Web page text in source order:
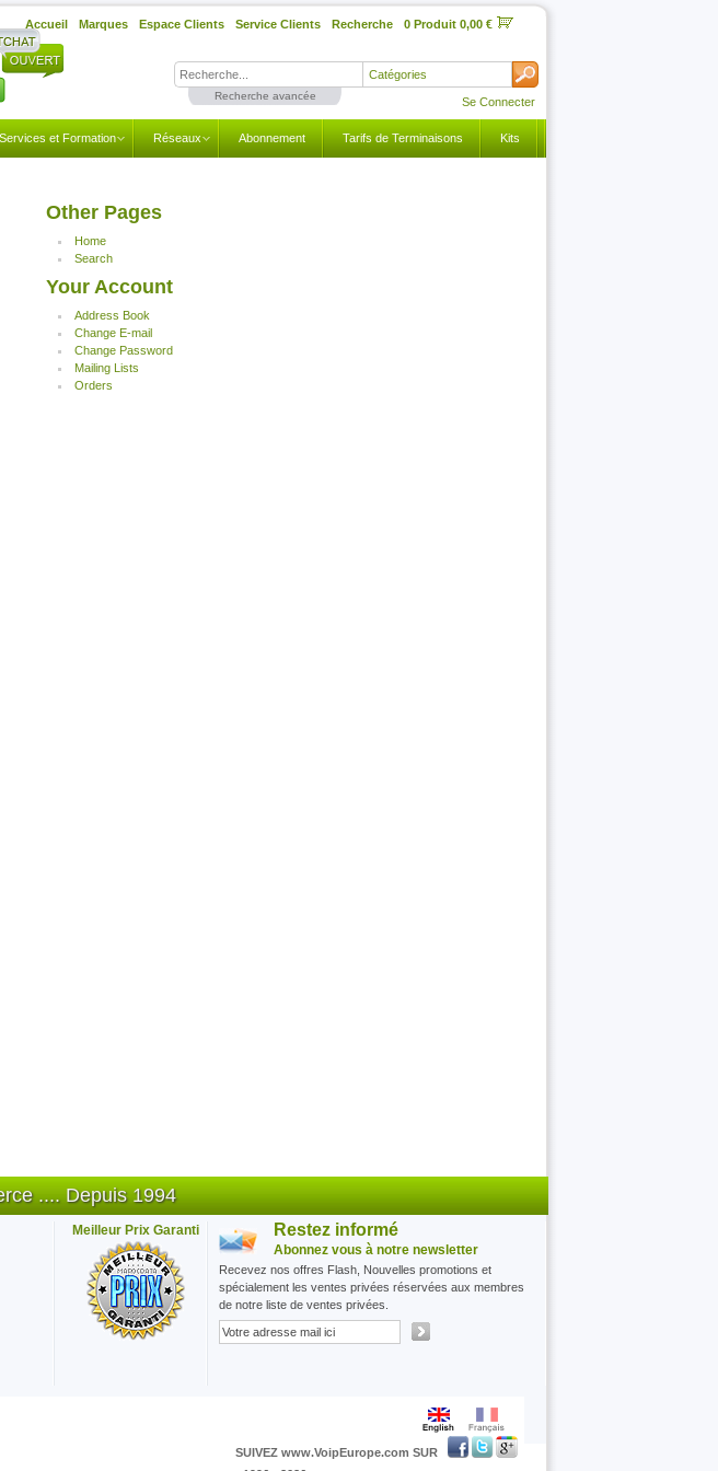
Accueil Marques Espace Clients Service Clients Recherche 0 Produit 0,00 €
Catégories
Recherche avancée Se Connecter
Services et Formation Réseaux Abonnement Tarifs de Terminaisons Kits
Other Pages
Home
Search
Your Account
Address Book
Change E-mail
Change Password
Mailing Lists
Orders
.... Depuis 1994
Meilleur Prix Garanti Restez informé
Abonnez vous à notre newsletter
Recevez nos offres Flash, Nouvelles promotions et
spécialement les ventes privées réservées aux membres
de notre liste de ventes privées.
SUIVEZ www.VoipEurope.com SUR